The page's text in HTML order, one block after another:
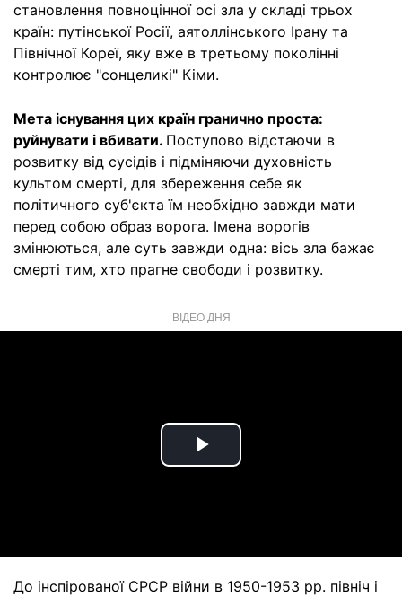
становлення повноцінної осі зла у складі трьох
країн: путінської Росії, аятоллінського Ірану та
Північної Кореї, яку вже в третьому поколінні
контролює "сонцеликі" Кіми.
Мета існування цих країн гранично проста:
руйнувати і вбивати. Поступово відстаючи в
розвитку від сусідів і підміняючи духовність
культом смерті, для збереження себе як
політичного суб'єкта їм необхідно завжди мати
перед собою образ ворога. Імена ворогів
змінюються, але суть завжди одна: вісь зла бажає
смерті тим, хто прагне свободи і розвитку.
ВІДЕО ДНЯ
Play
До інспірованої СРСР війни в 1950-1953 рр. північ і